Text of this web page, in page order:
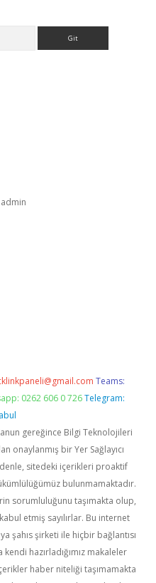
admin
Teams:
0262 606 0 726 Telegram:
gereğince Bilgi Teknolojileri
onaylanmış bir Yer Sağlayıcı
sitedeki içerikleri proaktif
bulunmamaktadır.
sorumluluğunu taşımakta olup,
etmiş sayılırlar. Bu internet
şahıs şirketi ile hiçbir bağlantısı
hazırladığımız makaleler
haber niteliği taşımamakta